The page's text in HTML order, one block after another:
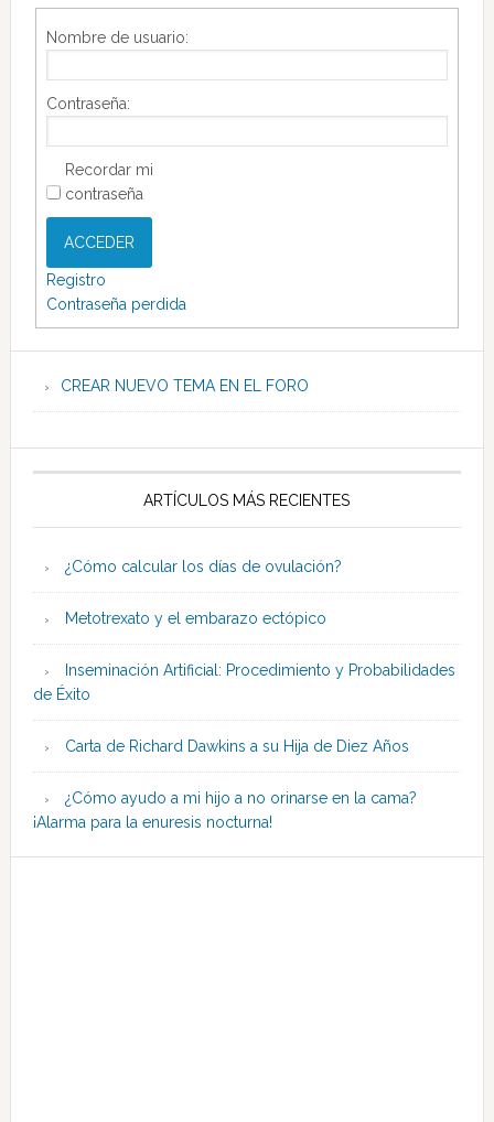
Nombre de usuario:
Contraseña:
Recordar mi
contraseña
ACCEDER
Registro
Contraseña perdida
CREAR NUEVO TEMA EN EL FORO
ARTÍCULOS MÁS RECIENTES
¿Cómo calcular los días de ovulación?
Metotrexato y el embarazo ectópico
Inseminación Artificial: Procedimiento y Probabilidades
de Éxito
Carta de Richard Dawkins a su Hija de Diez Años
¿Cómo ayudo a mi hijo a no orinarse en la cama?
¡Alarma para la enuresis nocturna!